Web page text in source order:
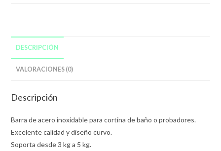
DESCRIPCIÓN
VALORACIONES (0)
Descripción
Barra de acero inoxidable para cortina de baño o probadores.
Excelente calidad y diseño curvo.
Soporta desde 3 kg a 5 kg.